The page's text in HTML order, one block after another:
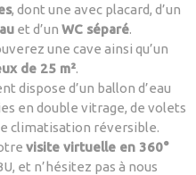
, dont une avec placard, d’un
et d’un WC séparé.
une cave ainsi qu’un
de 25 m².
dispose d’un ballon d’eau
en double vitrage, de volets
climatisation réversible.
visite virtuelle en 360°
et n’hésitez pas à nous